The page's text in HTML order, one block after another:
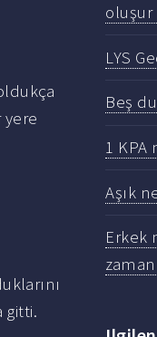
yere
gitti.
oluşur
LYS
Beş
1 KPA
Aşık
Erkek
zaman